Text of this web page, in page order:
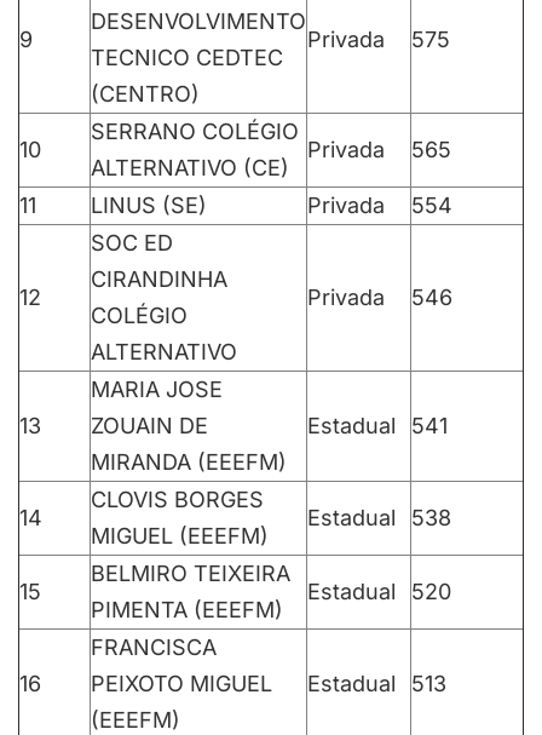
9
DESENVOLVIMENTO
TECNICO CEDTEC
(CENTRO)
Privada 575
10
SERRANO COLÉGIO
ALTERNATIVO (CE)
Privada 565
11 LINUS (SE) Privada 554
12
SOC ED
CIRANDINHA
COLÉGIO
ALTERNATIVO
Privada 546
13
MARIA JOSE
ZOUAIN DE
MIRANDA (EEEFM)
Estadual 541
14
CLOVIS BORGES
MIGUEL (EEEFM)
Estadual 538
15
BELMIRO TEIXEIRA
PIMENTA (EEEFM)
Estadual 520
16
FRANCISCA
PEIXOTO MIGUEL
(EEEFM)
Estadual 513